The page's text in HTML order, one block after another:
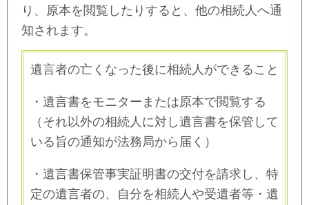
り、原本を閲覧したりすると、他の相続人へ通
知されます。
遺言者の亡くなった後に相続人ができること
・遺言書をモニターまたは原本で閲覧する
（それ以外の相続人に対し遺言書を保管して
いる旨の通知が法務局から届く）
・遺言書保管事実証明書の交付を請求し、特
定の遺言者の、自分を相続人や受遺者等・遺